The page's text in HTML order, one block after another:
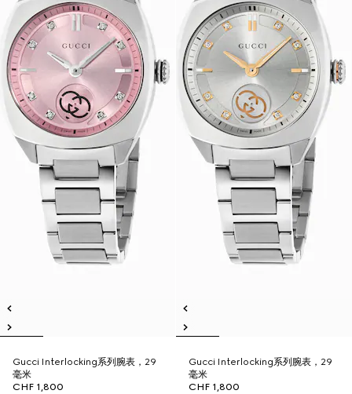
Gucci Interlocking系列腕表，29
毫米
CHF 1,800
Gucci Interlocking系列腕表，29
毫米
CHF 1,800